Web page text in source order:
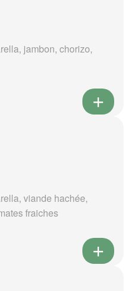
jambon, chorizo,
viande hachée,
fraiches